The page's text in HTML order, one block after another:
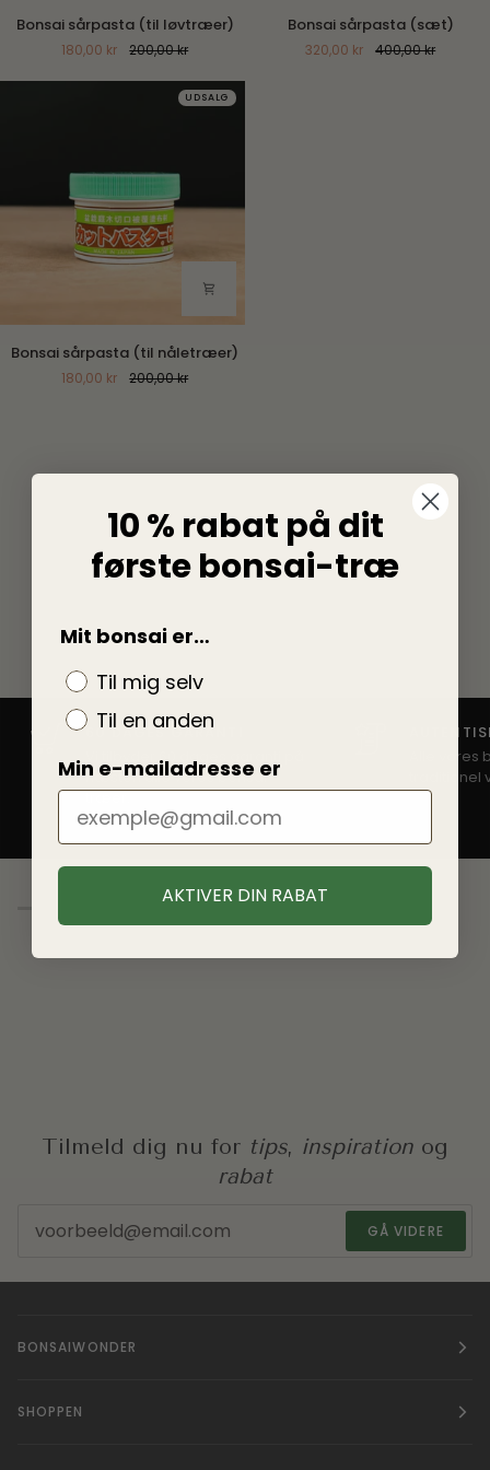
sårpasta
løvtræer)
Bonsai sårpasta (til løvtræer)
180,00 kr 200,00 kr
sårpasta
Bonsai sårpasta (sæt)
320,00 kr 400,00 kr
UDSALG
Bonsai
sårpasta
Bonsai sårpasta (til nåletræer)
180,00 kr 200,00 kr
60 DAGES GARANTI
Vi tilbyder 60 dages garanti på
næsten alle vores bonsai-
træer.
Alle
Tilmeld dig nu for tips, inspiration og
rabat
GÅ VIDERE
BONSAIWONDER
SHOPPEN
10 % rabat på dit
første bonsai-træ
Mit bonsai er…
Til mig selv
Til en anden
Min e-mailadresse er
AKTIVER DIN RABAT